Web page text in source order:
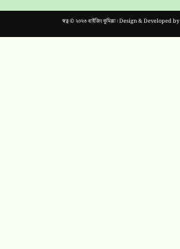
স্বত্ব © ২০২৩ রাইজিং কুমিল্লা। Design & Developed by